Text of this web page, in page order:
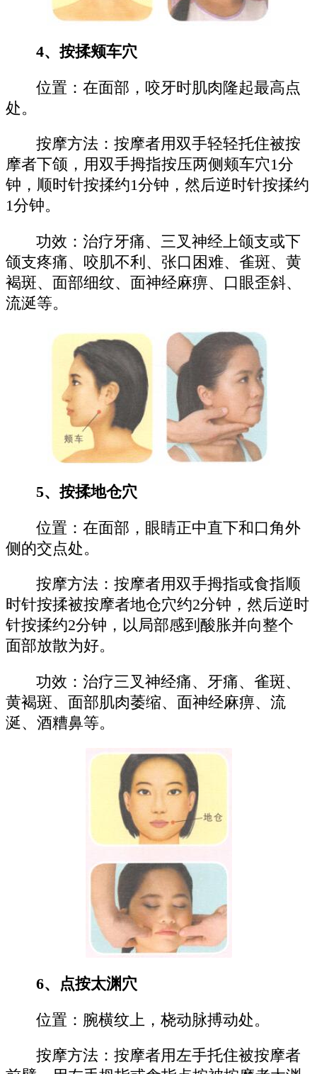
4、按揉颊车穴
位置：在面部，咬牙时肌肉隆起最高点
处。
按摩方法：按摩者用双手轻轻托住被按
摩者下颌，用双手拇指按压两侧颊车穴1分
钟，顺时针按揉约1分钟，然后逆时针按揉约
1分钟。
功效：治疗牙痛、三叉神经上颌支或下
颌支疼痛、咬肌不利、张口困难、雀斑、黄
褐斑、面部细纹、面神经麻痹、口眼歪斜、
流涎等。
5、按揉地仓穴
位置：在面部，眼睛正中直下和口角外
侧的交点处。
按摩方法：按摩者用双手拇指或食指顺
时针按揉被按摩者地仓穴约2分钟，然后逆时
针按揉约2分钟，以局部感到酸胀并向整个
面部放散为好。
功效：治疗三叉神经痛、牙痛、雀斑、
黄褐斑、面部肌肉萎缩、面神经麻痹、流
涎、酒糟鼻等。
6、点按太渊穴
位置：腕横纹上，桡动脉搏动处。
按摩方法：按摩者用左手托住被按摩者